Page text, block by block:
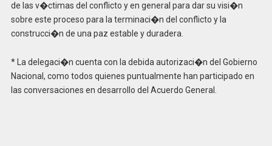
de las v�ctimas del conflicto y en general para dar su visi�n
sobre este proceso para la terminaci�n del conflicto y la
construcci�n de una paz estable y duradera.
* La delegaci�n cuenta con la debida autorizaci�n del Gobierno
Nacional, como todos quienes puntualmente han participado en
las conversaciones en desarrollo del Acuerdo General.